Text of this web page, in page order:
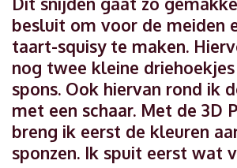
besluit om voor de meiden
taart-squisy te maken.
nog twee kleine
spons. Ook hiervan rond ik
met een schaar. Met de 3D
breng ik eerst de kleuren
sponzen. Ik spuit eerst wat